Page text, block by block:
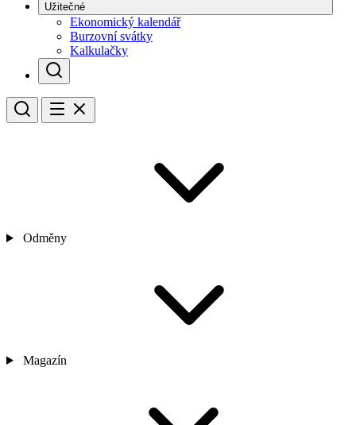
Užitečné
Ekonomický kalendář
Burzovní svátky
Kalkulačky
Odměny
Magazín